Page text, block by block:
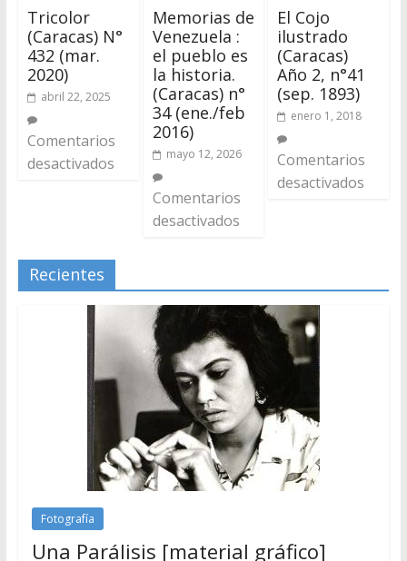
Tricolor
(Caracas) N°
432 (mar.
2020)
abril 22, 2025
Comentarios
desactivados
Memorias de
Venezuela :
el pueblo es
la historia.
(Caracas) n°
34 (ene./feb
2016)
mayo 12, 2026
Comentarios
desactivados
El Cojo
ilustrado
(Caracas)
Año 2, n°41
(sep. 1893)
enero 1, 2018
Comentarios
desactivados
Recientes
Fotografía
Una Parálisis [material gráfico]